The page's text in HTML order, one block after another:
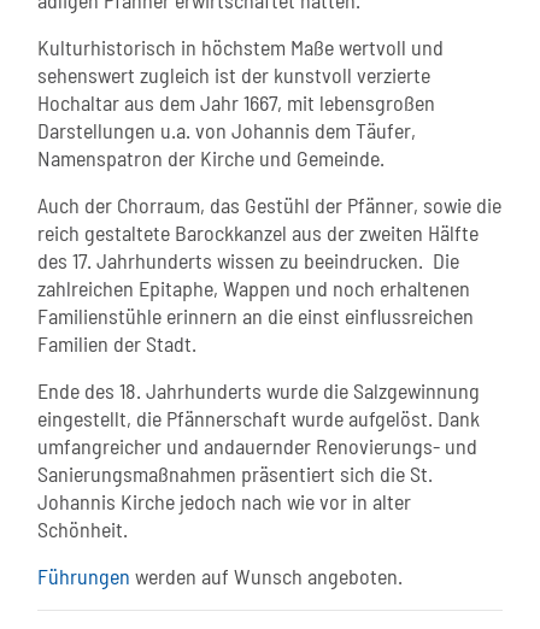
Kulturhistorisch in höchstem Maße wertvoll und
sehenswert zugleich ist der kunstvoll verzierte
Hochaltar aus dem Jahr 1667, mit lebensgroßen
Darstellungen u.a. von Johannis dem Täufer,
Namenspatron der Kirche und Gemeinde.
Auch der Chorraum, das Gestühl der Pfänner, sowie die
reich gestaltete Barockkanzel aus der zweiten Hälfte
des 17. Jahrhunderts wissen zu beeindrucken. Die
zahlreichen Epitaphe, Wappen und noch erhaltenen
Familienstühle erinnern an die einst einflussreichen
Familien der Stadt.
Ende des 18. Jahrhunderts wurde die Salzgewinnung
eingestellt, die Pfännerschaft wurde aufgelöst. Dank
umfangreicher und andauernder Renovierungs- und
Sanierungsmaßnahmen präsentiert sich die St.
Johannis Kirche jedoch nach wie vor in alter
Schönheit.
Führungen werden auf Wunsch angeboten.